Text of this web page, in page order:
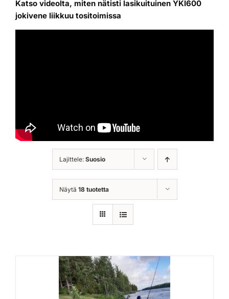
Katso videolta, miten nätisti lasikuituinen YKI600
jokivene liikkuu tositoimissa
Lajittele: Suosio
Näytä 18 tuotetta